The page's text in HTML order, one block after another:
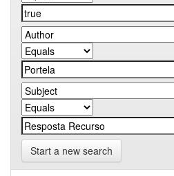
Start a new search